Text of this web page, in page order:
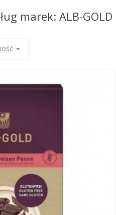
marek: ALB-GOLD
arrow_drop_down